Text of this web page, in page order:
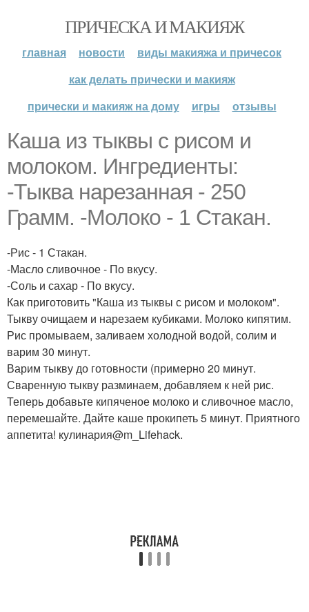
ПРИЧЕСКА И МАКИЯЖ
главная новости
виды макияжа и причесок
как делать прически и макияж
прически и макияж на дому
игры отзывы
Каша из тыквы с рисом и
молоком. Ингредиенты:
-Тыква нарезанная - 250
Грамм. -Молоко - 1 Стакан.
-Рис - 1 Стакан.
-Масло сливочное - По вкусу.
-Соль и сахар - По вкусу.
Как приготовить "Каша из тыквы с рисом и молоком".
Тыкву очищаем и нарезаем кубиками. Молоко кипятим.
Рис промываем, заливаем холодной водой, солим и
варим 30 минут.
Варим тыкву до готовности (примерно 20 минут.
Сваренную тыкву разминаем, добавляем к ней рис.
Теперь добавьте кипяченое молоко и сливочное масло,
перемешайте. Дайте каше прокипеть 5 минут. Приятного
аппетита! кулинария@m_Lifehack.